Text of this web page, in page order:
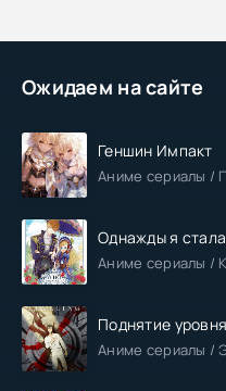
Ожидаем на сайте
Геншин Импакт
Аниме сериалы /
Однажды я
Поднятие